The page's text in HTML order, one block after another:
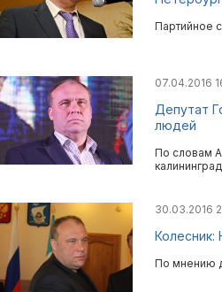
Партийное
07.04.2016
Депутат
людей
По словам
30.03.2016
Колесник:
По мнению